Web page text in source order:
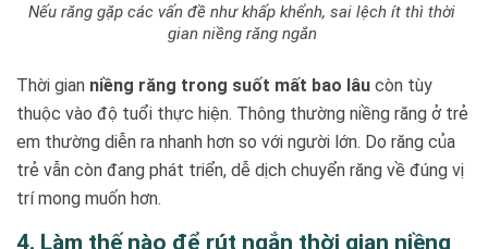
Nếu răng gặp các vấn đề như khấp khểnh, sai lệch ít thì thời
gian niềng răng ngắn
Thời gian niềng răng trong suốt mất bao lâu còn tùy
thuộc vào độ tuổi thực hiện. Thông thường niềng răng ở trẻ
em thường diễn ra nhanh hơn so với người lớn. Do răng của
trẻ vẫn còn đang phát triển, dễ dịch chuyển răng về đúng vị
trí mong muốn hơn.
4. Làm thế nào để rút ngắn thời gian niềng